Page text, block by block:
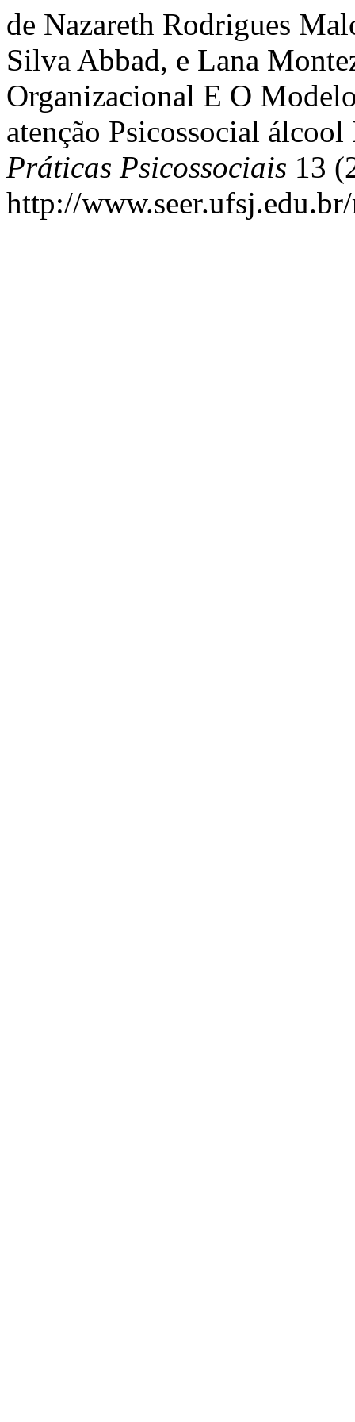
de Nazareth Rodrigues
Silva Abbad, e Lana
Organizacional E O
atenção Psicossocial
Práticas Psicossociais 13
http://